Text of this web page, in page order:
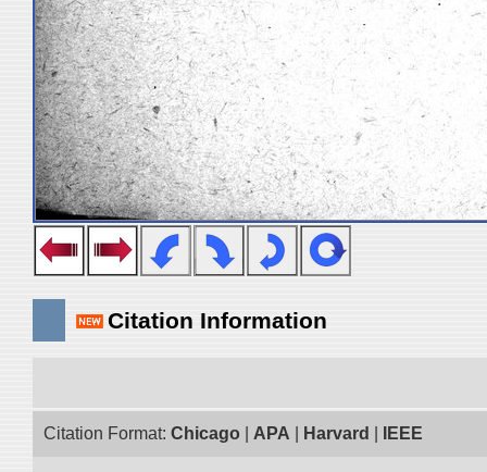
Citation Information
Citation Format: Chicago APA Harvard IEEE